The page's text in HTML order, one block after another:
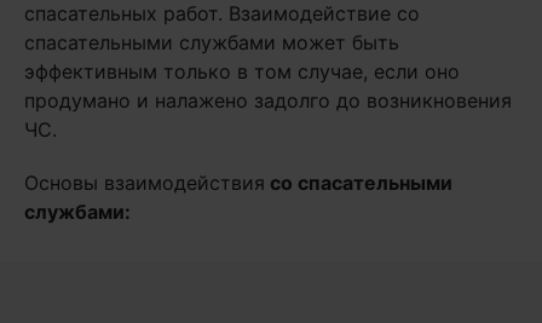
спасательных работ. Взаимодействие со
спасательными службами может быть
эффективным только в том случае, если оно
продумано и налажено задолго до возникновения
ЧС.
Основы взаимодействия со спасательными
службами: